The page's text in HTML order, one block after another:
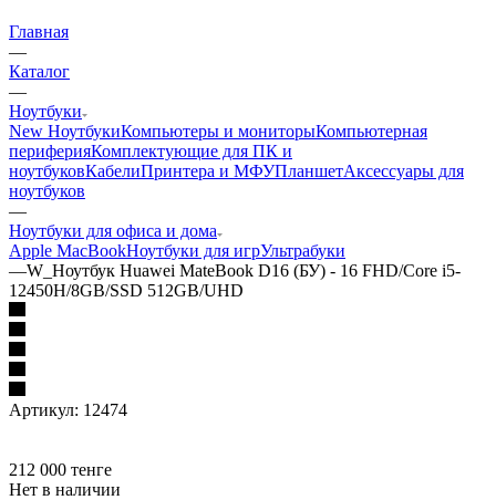
Главная
—
Каталог
—
Ноутбуки
New НоутбукиКомпьютеры и мониторыКомпьютерная
периферияКомплектующие для ПК и
ноутбуковКабелиПринтера и МФУПланшетАксессуары для
ноутбуков
—
Ноутбуки для офиса и дома
Apple MacBookНоутбуки для игрУльтрабуки
—W_Ноутбук Huawei MateBook D16 (БУ) - 16 FHD/Core i5-
12450H/8GB/SSD 512GB/UHD
Артикул: 12474
212 000 тенге
Нет в наличии